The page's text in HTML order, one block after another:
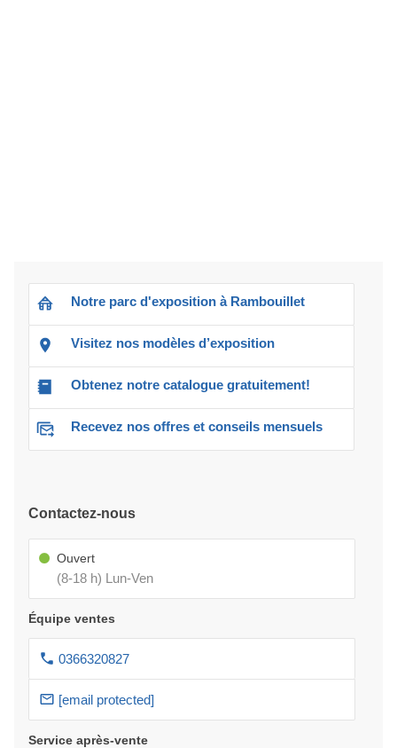
Notre parc d'exposition à Rambouillet
Visitez nos modèles d’exposition
Obtenez notre catalogue gratuitement!
Recevez nos offres et conseils mensuels
Contactez-nous
Ouvert
(8-18 h) Lun-Ven
Équipe ventes
0366320827
[email protected]
Service après-vente